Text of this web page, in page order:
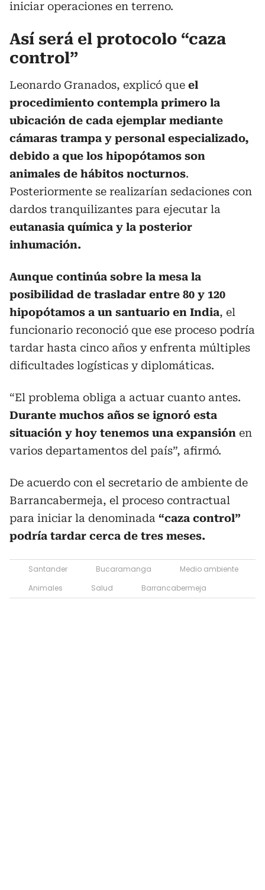
iniciar operaciones en terreno.
Así será el protocolo “caza
control”
Leonardo Granados, explicó que el
procedimiento contempla primero la
ubicación de cada ejemplar mediante
cámaras trampa y personal especializado,
debido a que los hipopótamos son
animales de hábitos nocturnos.
Posteriormente se realizarían sedaciones con
dardos tranquilizantes para ejecutar la
eutanasia química y la posterior
inhumación.
Aunque continúa sobre la mesa la
posibilidad de trasladar entre 80 y 120
hipopótamos a un santuario en India, el
funcionario reconoció que ese proceso podría
tardar hasta cinco años y enfrenta múltiples
dificultades logísticas y diplomáticas.
“El problema obliga a actuar cuanto antes.
Durante muchos años se ignoró esta
situación y hoy tenemos una expansión en
varios departamentos del país”, afirmó.
De acuerdo con el secretario de ambiente de
Barrancabermeja, el proceso contractual
para iniciar la denominada “caza control”
podría tardar cerca de tres meses.
Santander Bucaramanga
Medio ambiente
Animales
Salud Barrancabermeja